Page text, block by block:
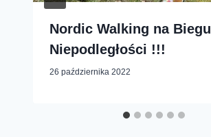
Nordic Walking na Biegu
Niepodległości !!!
26 października 2022